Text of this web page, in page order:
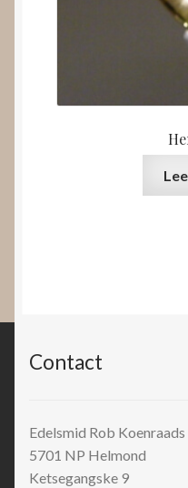
Contact
Edelsmid Rob Koenraads
5701 NP Helmond
Ketsegangske 9